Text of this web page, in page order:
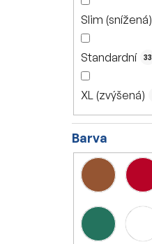
Slim (snížená)
Standardní 33
XL (zvýšená)
Barva